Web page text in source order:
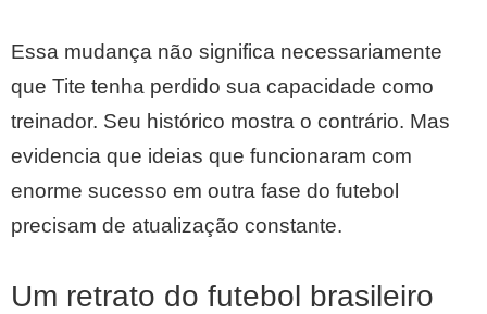
Essa mudança não significa necessariamente
que Tite tenha perdido sua capacidade como
treinador. Seu histórico mostra o contrário. Mas
evidencia que ideias que funcionaram com
enorme sucesso em outra fase do futebol
precisam de atualização constante.
Um retrato do futebol brasileiro